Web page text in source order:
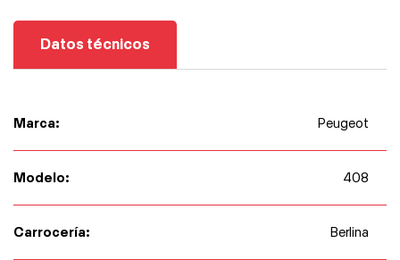
Datos técnicos
Marca: Peugeot
Modelo: 408
Carrocería: Berlina